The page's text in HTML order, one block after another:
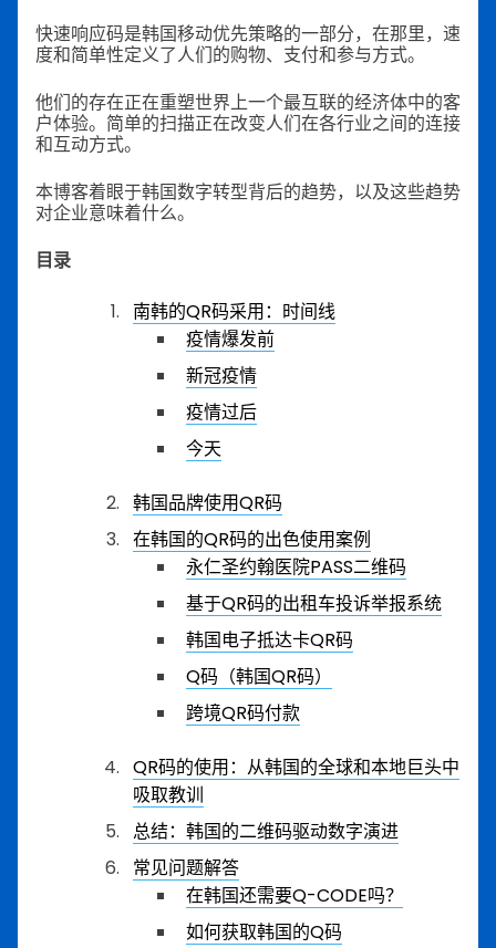
快速响应码是韩国移动优先策略的一部分，在那里，速
度和简单性定义了人们的购物、支付和参与方式。
他们的存在正在重塑世界上一个最互联的经济体中的客
户体验。简单的扫描正在改变人们在各行业之间的连接
和互动方式。
本博客着眼于韩国数字转型背后的趋势，以及这些趋势
对企业意味着什么。
目录
南韩的QR码采用：时间线
疫情爆发前
新冠疫情
疫情过后
今天
韩国品牌使用QR码
在韩国的QR码的出色使用案例
永仁圣约翰医院PASS二维码
基于QR码的出租车投诉举报系统
韩国电子抵达卡QR码
Q码（韩国QR码）
跨境QR码付款
QR码的使用：从韩国的全球和本地巨头中
吸取教训
总结：韩国的二维码驱动数字演进
常见问题解答
在韩国还需要Q-CODE吗？
如何获取韩国的Q码